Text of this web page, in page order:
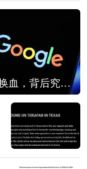
谷歌AI大换血，背后究竟发生了什么？